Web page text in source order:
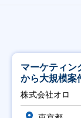
マーケティン
から大規模案
修充実】
株式会社オロ